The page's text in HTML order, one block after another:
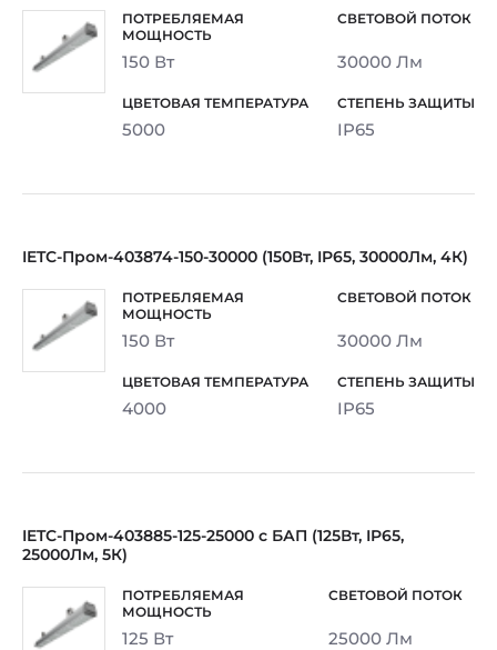
150 Вт 30000 Лм
5000 IP65
IETC-Пром-403874-150-30000 (150Вт, IP65, 30000Лм, 4К)
150 Вт 30000 Лм
4000 IP65
IETC-Пром-403885-125-25000 с БАП (125Вт, IP65,
25000Лм, 5К)
125 Вт 25000 Лм